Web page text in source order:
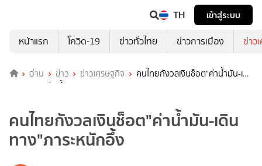
TH
เข้าสู่ระบบ
หน้าแรก
โควิด-19 ข่าวทั่วไทย ข่าวการเมือง ข่าว
อ่าน ข่าว ข่าวเศรษฐกิจ
คนไทยกังวลเงินช็อต"ค่าน้ำมัน-เดิน
ทาง"ภาระหนักอึ้ง
คนไทยกังวลเงินช็อต"ค่าน้ำมัน-เดิน
ทาง"ภาระหนักอึ้ง